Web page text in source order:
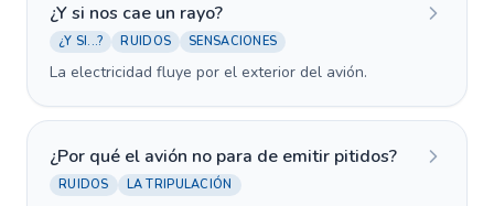
¿Y si nos cae un rayo?
¿Y SI...? RUIDOS SENSACIONES
La electricidad fluye por el exterior del avión.
¿Por qué el avión no para de emitir pitidos?
RUIDOS LA TRIPULACIÓN